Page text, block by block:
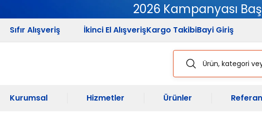
2026 Kampanyası
Sıfır Alışveriş İkinci El AlışverişKargo TakibiBayi Giriş
Kurumsal Hizmetler Ürünler